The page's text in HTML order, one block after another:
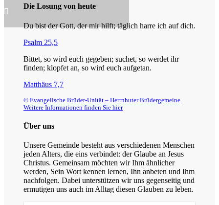
Die Losung von heute
Du bist der Gott, der mir hilft; täglich harre ich auf dich.
Psalm 25,5
Bittet, so wird euch gegeben; suchet, so werdet ihr
finden; klopfet an, so wird euch aufgetan.
Matthäus 7,7
© Evangelische Brüder-Unität – Herrnhuter Brüdergemeine
Weitere Informationen finden Sie hier
Über uns
Unsere Gemeinde besteht aus verschiedenen Menschen
jeden Alters, die eins verbindet: der Glaube an Jesus
Christus. Gemeinsam möchten wir Ihm ähnlicher
werden, Sein Wort kennen lernen, Ihn anbeten und Ihm
nachfolgen. Dabei unterstützen wir uns gegenseitig und
ermutigen uns auch im Alltag diesen Glauben zu leben.